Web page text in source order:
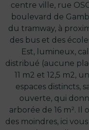
centre ville, rue
boulevard de
du tramway, à
des bus et des
Est, lumineux,
distribué (aucune
11 m2 et 12,5 m2,
espaces distincts,
ouverte, qui
arborée de 16 m².
des moindres, ici